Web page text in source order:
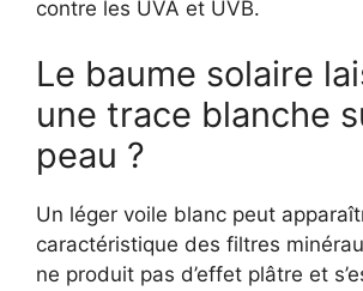
contre les UVA et UVB.
Le baume solaire
une trace blanche
peau ?
Un léger voile blanc peut
caractéristique des filtres
ne produit pas d’effet plâtre et